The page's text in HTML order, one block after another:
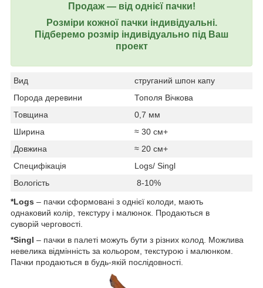
Продаж ― від однієї пачки!
Розміри кожної пачки індивідуальні.
Підберемо розмір індивідуально під Ваш
проект
Вид
струганий шпон капу
Порода деревини
Тополя Вічкова
Товщина
0,7 мм
Ширина
≈ 30 см+
Довжина
≈ 20 см+
Специфікація
Logs/ Singl
Вологість
8-10%
*Logs – пачки сформовані з однієї колоди, мають
однаковий колір, текстуру і малюнок. Продаються в
суворій черговості.
*Singl – пачки в палеті можуть бути з різних колод. Можлива
невелика відмінність за кольором, текстурою і малюнком.
Пачки продаються в будь-якій послідовності.